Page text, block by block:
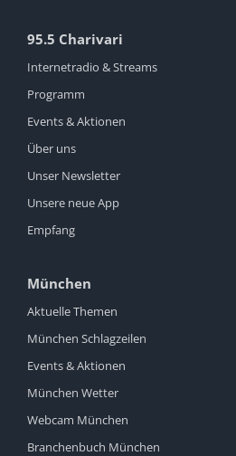
95.5 Charivari
Internetradio & Streams
Programm
Events & Aktionen
Über uns
Unser Newsletter
Unsere neue App
Empfang
München
Aktuelle Themen
München Schlagzeilen
Events & Aktionen
München Wetter
Webcam München
Branchenbuch München